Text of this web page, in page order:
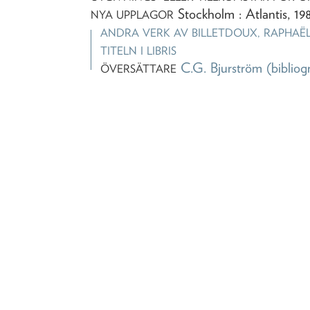
NYA UPPLAGOR Stockholm : Atlantis,
ANDRA VERK AV BILLETDOUX,
TITELN I LIBRIS
ÖVERSÄTTARE C.G. Bjurström